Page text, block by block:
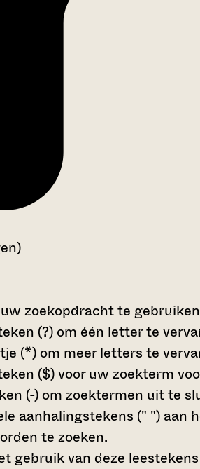
zoekopdracht te
(?) om één letter te
(*) om meer letters te
($)voor uw zoekterm
(-) om zoektermen uit te
aanhalingstekens (" ") aan
te zoeken.
gebruik van deze